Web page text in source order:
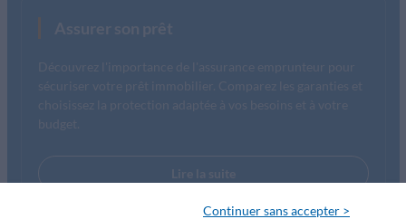
Assurer son prêt
Découvrez l'importance de l'assurance emprunteur pour
sécuriser votre prêt immobilier. Comparez les garanties et
choisissez la protection adaptée à vos besoins et à votre
budget.
Lire la suite
Continuer sans accepter >